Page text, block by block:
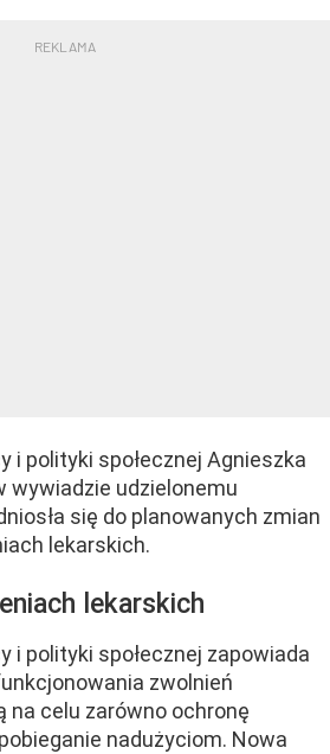
i polityki społecznej Agnieszka
wywiadzie udzielonemu
się do planowanych zmian
lekarskich.
lekarskich
i polityki społecznej zapowiada
zwolnień
na celu zarówno ochronę
nadużyciom. Nowa